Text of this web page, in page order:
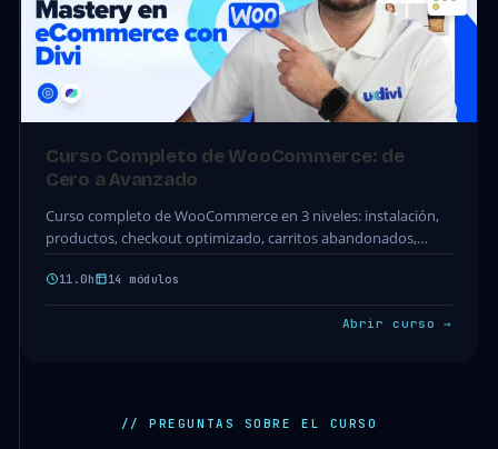
Curso Completo de WooCommerce: de
Cero a Avanzado
Curso completo de WooCommerce en 3 niveles: instalación,
productos, checkout optimizado, carritos abandonados,
snippets y analítica. 14 módulos · 64 clases.
11.0h 14 módulos
Abrir curso →
// PREGUNTAS SOBRE EL CURSO